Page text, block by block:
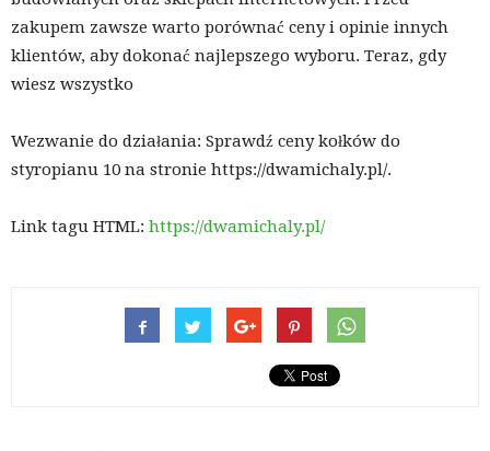
zakupem zawsze warto porównać ceny i opinie innych
klientów, aby dokonać najlepszego wyboru. Teraz, gdy
wiesz wszystko
Wezwanie do działania: Sprawdź ceny kołków do
styropianu 10 na stronie https://dwamichaly.pl/.
Link tagu HTML: https://dwamichaly.pl/